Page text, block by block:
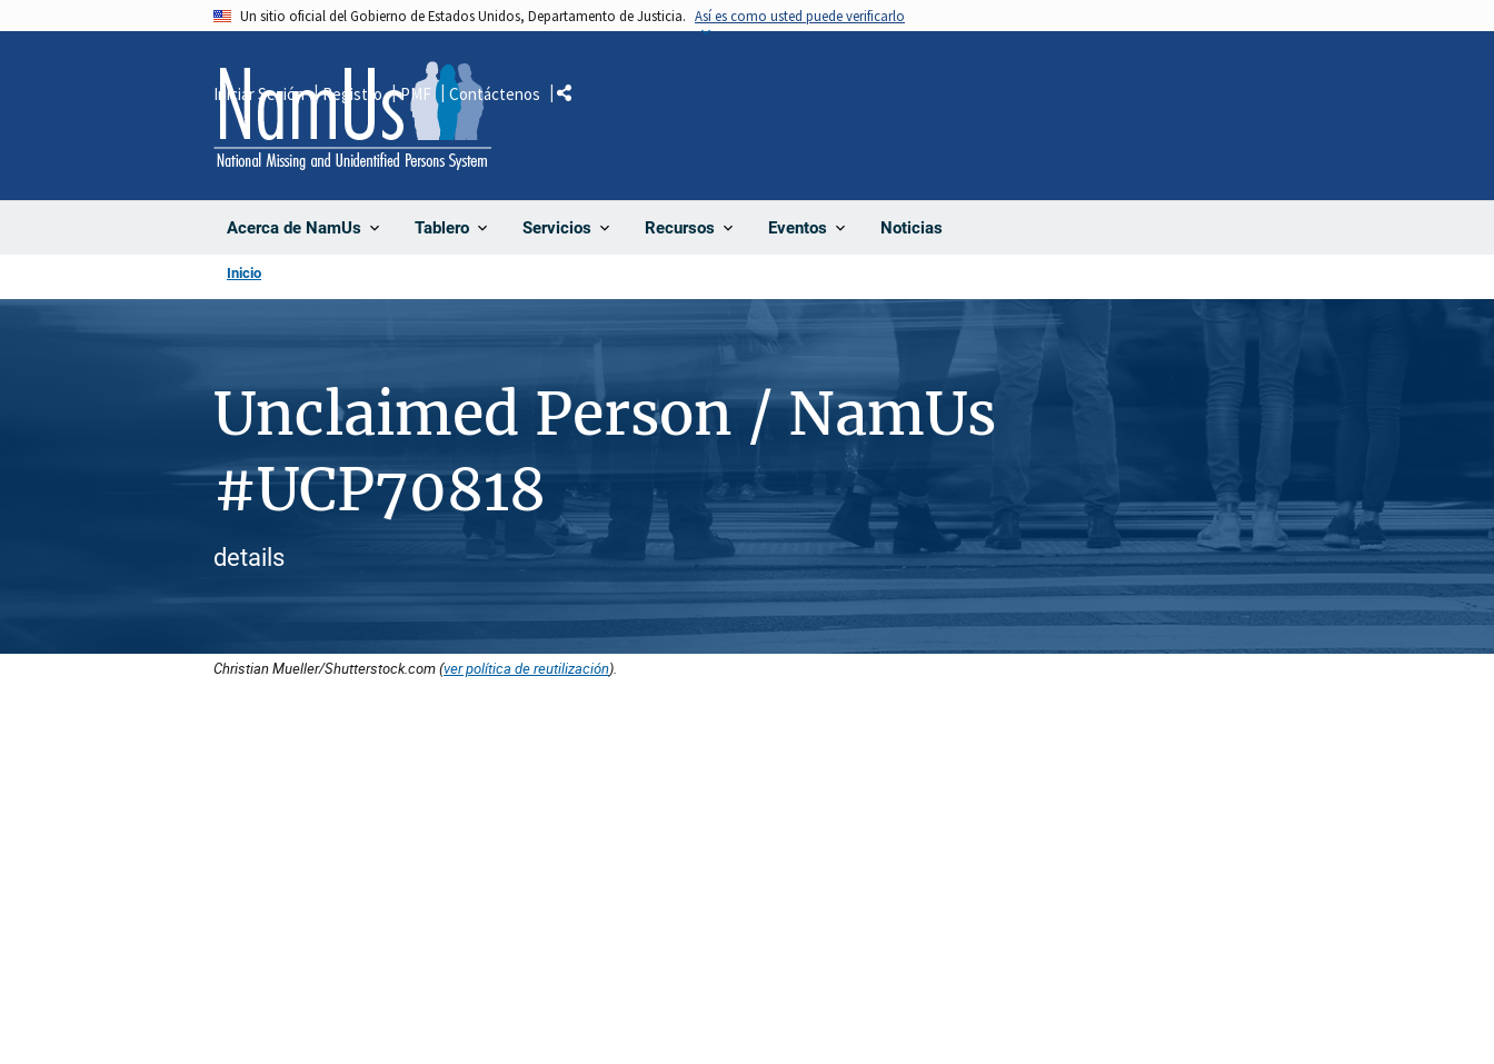
Un sitio oficial del Gobierno de Estados Unidos, Departamento de Justicia. Así es como usted puede verificarlo
Acerca de NamUs Tablero Servicios Recursos Eventos Noticias
Iniciar Sesión Registro PMF Contáctenos Comparte
Inicio
Unclaimed Person / NamUs
#UCP70818
details
Christian Mueller/Shutterstock.com (ver política de reutilización).